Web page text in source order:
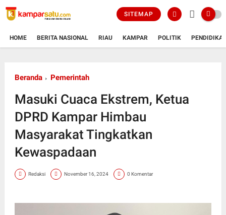
SITEMAP
HOME BERITA NASIONAL RIAU KAMPAR POLITIK
Beranda Pemerintah
Masuki Cuaca Ekstrem, Ketua
DPRD Kampar Himbau
Masyarakat Tingkatkan
Kewaspadaan
Redaksi November 16, 2024 0 Komentar